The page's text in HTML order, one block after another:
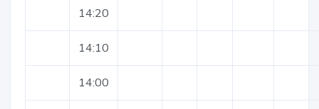
14:20
14:10
14:00